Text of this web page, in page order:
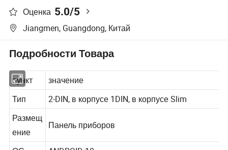
Оценка 5.0/5
Jiangmen, Guangdong, Китай
Подробности Товара
пункт значение
Тип 2-DIN, в корпусе 1DIN, в корпусе Slim
Размещ
ение